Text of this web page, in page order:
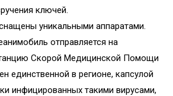
ключей.
уникальными аппаратами.
отправляется на
Скорой Медицинской Помощи
единственной в регионе, капсулой
инфицированных такими вирусами,